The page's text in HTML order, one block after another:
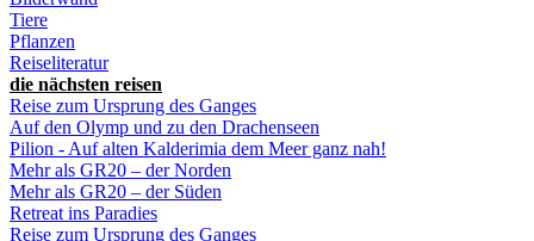
Tiere
Pflanzen
Reiseliteratur
die nächsten reisen
Reise zum Ursprung des Ganges
Auf den Olymp und zu den Drachenseen
Pilion - Auf alten Kalderimia dem Meer ganz nah!
Mehr als GR20 – der Norden
Mehr als GR20 – der Süden
Retreat ins Paradies
Reise zum Ursprung des Ganges